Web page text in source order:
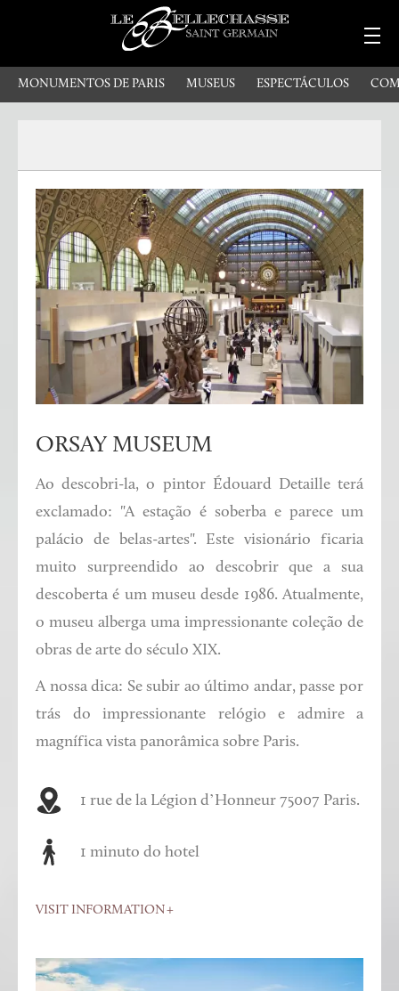
MONUMENTOS DE PARIS MUSEUS ESPECTÁCULOS
ORSAY MUSEUM
Ao descobri-la, o pintor Édouard Detaille terá
exclamado: "A estação é soberba e parece um
palácio de belas-artes". Este visionário ficaria
muito surpreendido ao descobrir que a sua
descoberta é um museu desde 1986. Atualmente,
o museu alberga uma impressionante coleção de
obras de arte do século XIX.
A nossa dica: Se subir ao último andar, passe por
trás do impressionante relógio e admire a
magnífica vista panorâmica sobre Paris.
1 rue de la Légion d’Honneur 75007 Paris.
1 minuto do hotel
VISIT INFORMATION